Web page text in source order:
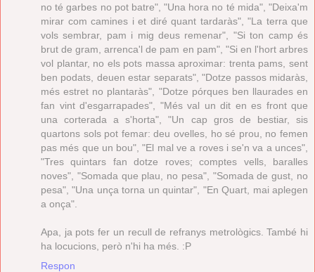
no té garbes no pot batre", "Una hora no té mida", "Deixa'm
mirar com camines i et diré quant tardaràs", "La terra que
vols sembrar, pam i mig deus remenar", "Si ton camp és
brut de gram, arrenca'l de pam en pam", "Si en l'hort arbres
vol plantar, no els pots massa aproximar: trenta pams, sent
ben podats, deuen estar separats", "Dotze passos midaràs,
més estret no plantaràs", "Dotze pórques ben llaurades en
fan vint d'esgarrapades", "Més val un dit en es front que
una corterada a s'horta", "Un cap gros de bestiar, sis
quartons sols pot femar: deu ovelles, ho sé prou, no femen
pas més que un bou", "El mal ve a roves i se'n va a unces",
"Tres quintars fan dotze roves; comptes vells, baralles
noves", "Somada que plau, no pesa", "Somada de gust, no
pesa", "Una unça torna un quintar", "En Quart, mai aplegen
a onça".
Apa, ja pots fer un recull de refranys metrològics. També hi
ha locucions, però n'hi ha més. :P
Respon